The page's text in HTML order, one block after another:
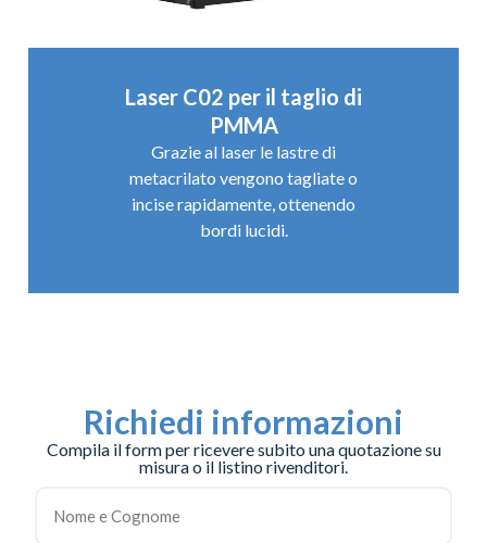
Laser C02 per il taglio di
PMMA
Grazie al laser le lastre di
metacrilato vengono tagliate o
incise rapidamente, ottenendo
bordi lucidi.
Richiedi informazioni
Compila il form per ricevere subito una quotazione su
misura o il listino rivenditori.